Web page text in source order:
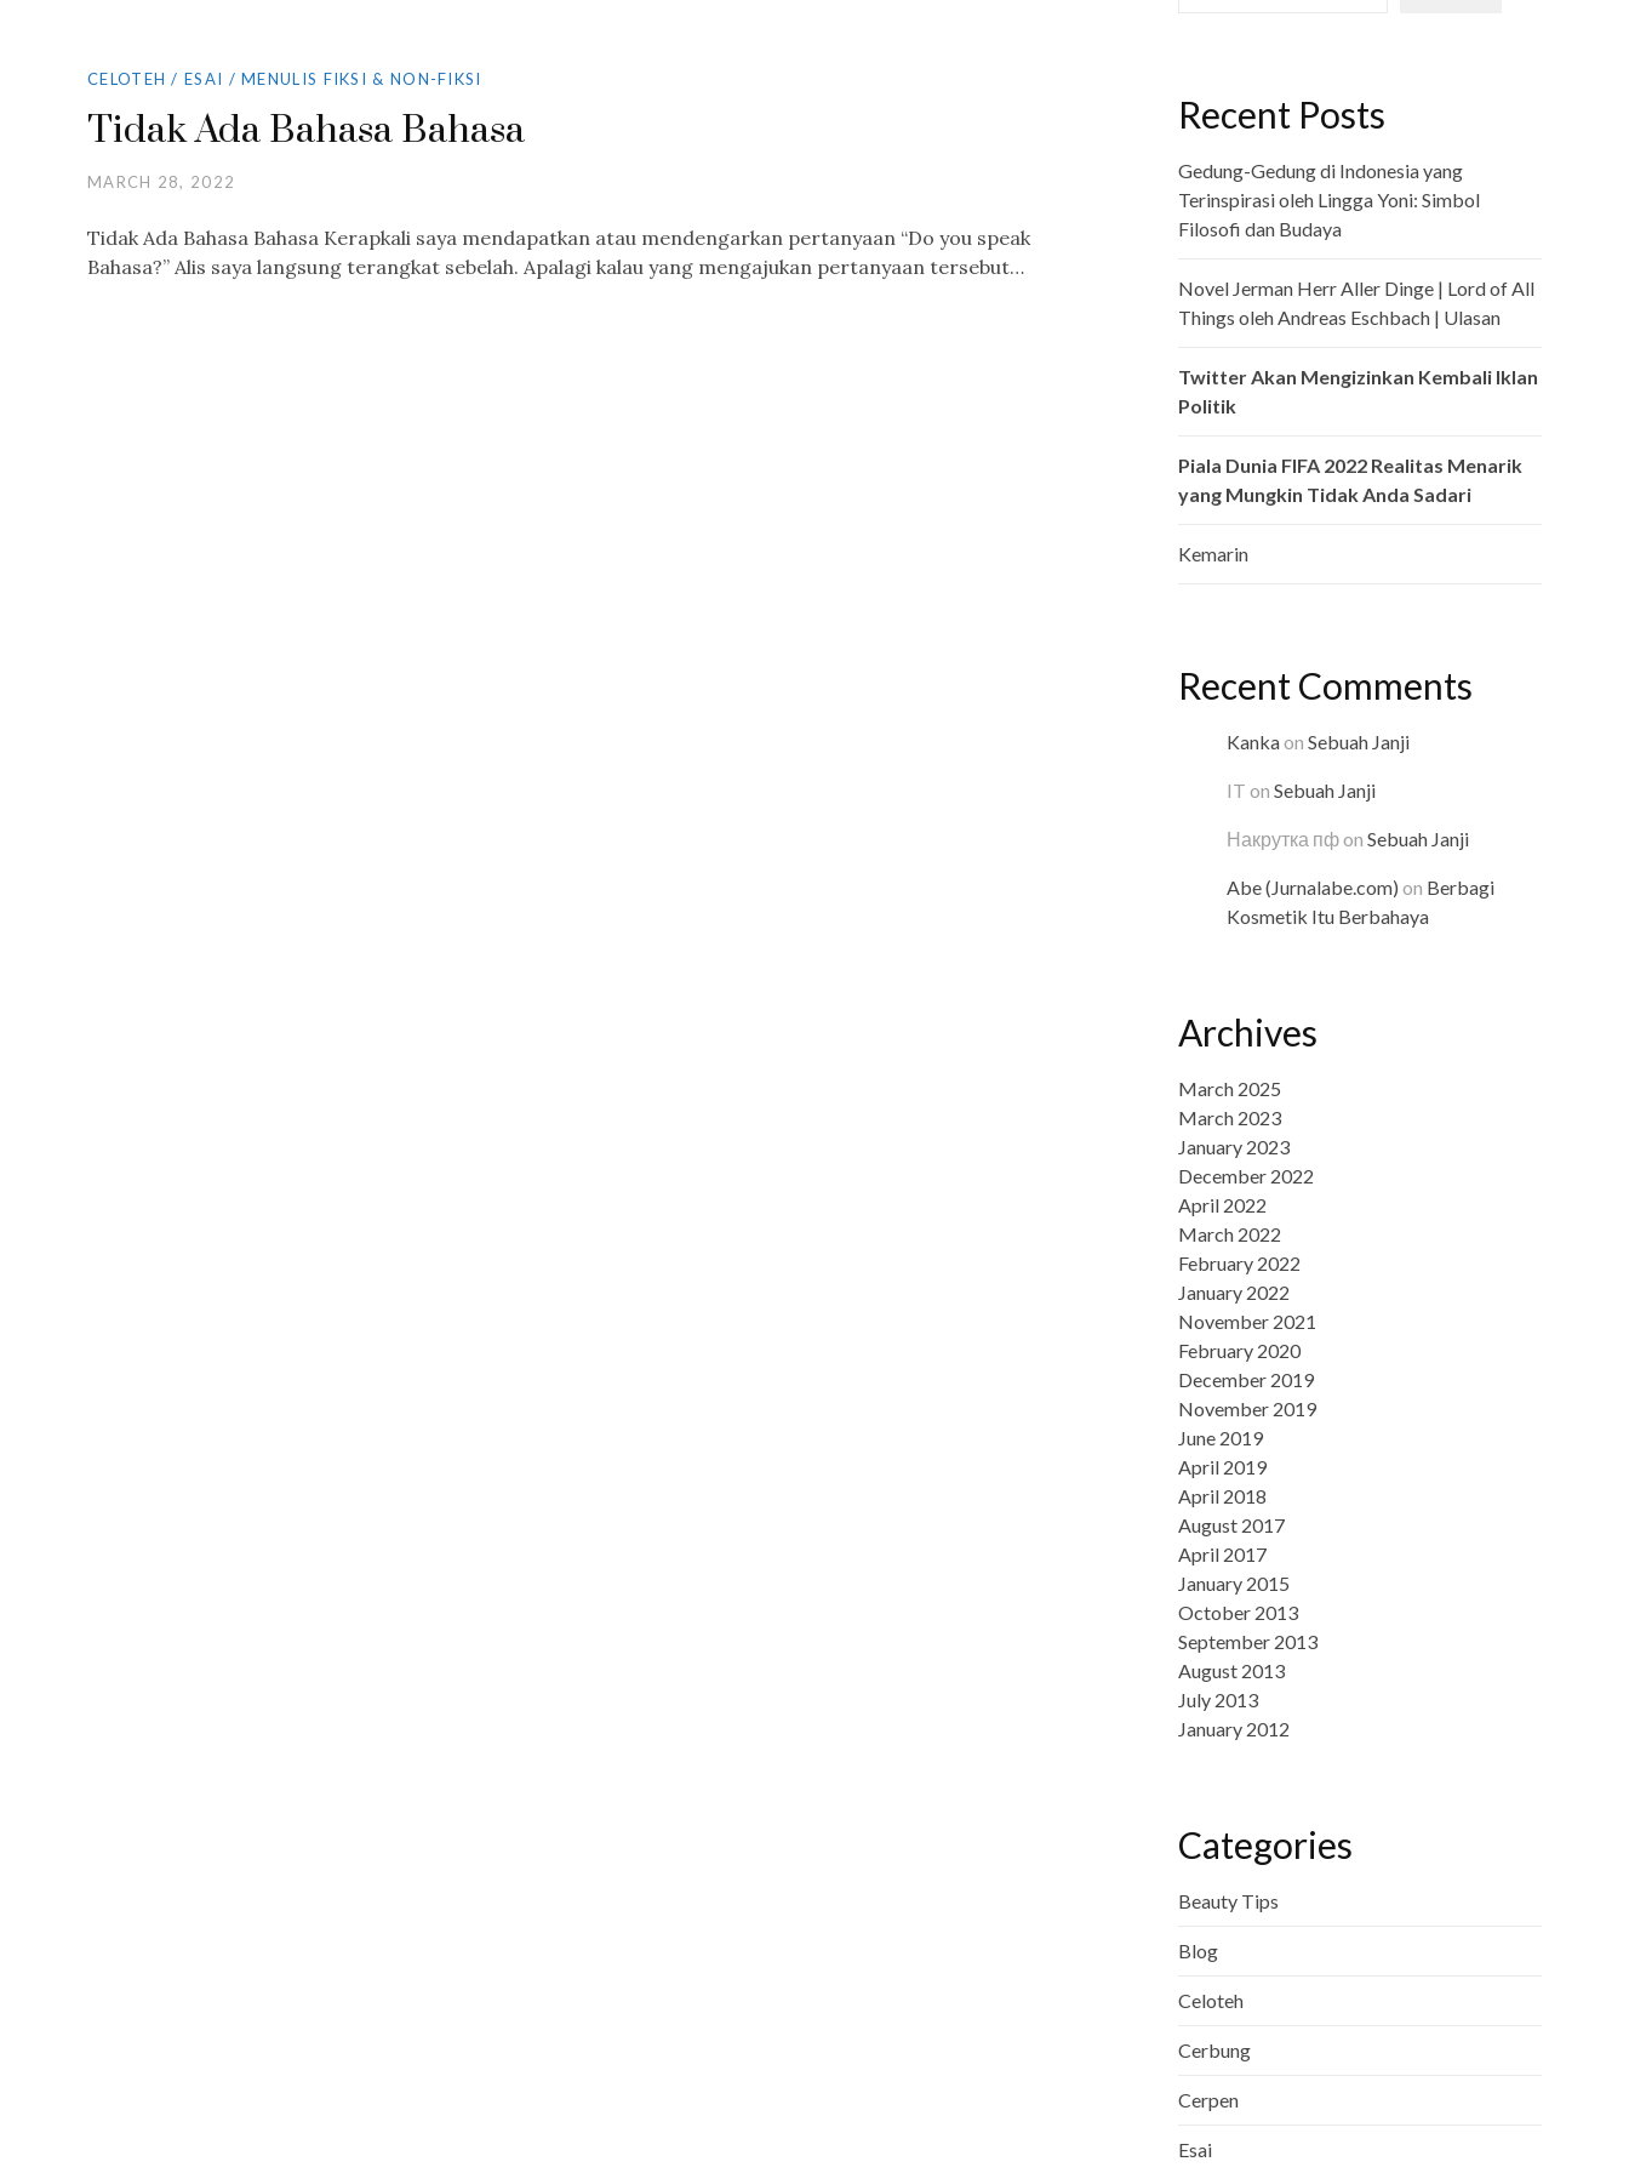
CELOTEH /ESAI /MENULIS FIKSI & NON-FIKSI
Tidak Ada Bahasa Bahasa
MARCH 28, 2022
Tidak Ada Bahasa Bahasa Kerapkali saya mendapatkan atau mendengarkan pertanyaan “Do you speak
Bahasa?” Alis saya langsung terangkat sebelah. Apalagi kalau yang mengajukan pertanyaan tersebut…
Recent Posts
Gedung-Gedung di Indonesia yang
Terinspirasi oleh Lingga Yoni: Simbol
Filosofi dan Budaya
Novel Jerman Herr Aller Dinge | Lord of All
Things oleh Andreas Eschbach | Ulasan
Twitter Akan Mengizinkan Kembali Iklan
Politik
Piala Dunia FIFA 2022 Realitas Menarik
yang Mungkin Tidak Anda Sadari
Kemarin
Recent Comments
Kankaon Sebuah Janji
IT on Sebuah Janji
Накрутка пфon Sebuah Janji
Abe (Jurnalabe.com) on Berbagi
Kosmetik Itu Berbahaya
Archives
March 2025
March 2023
January 2023
December 2022
April 2022
March 2022
February 2022
January 2022
November 2021
February 2020
December 2019
November 2019
June 2019
April 2019
April 2018
August 2017
April 2017
January 2015
October 2013
September 2013
August 2013
July 2013
January 2012
Categories
Beauty Tips
Blog
Celoteh
Cerbung
Cerpen
Esai